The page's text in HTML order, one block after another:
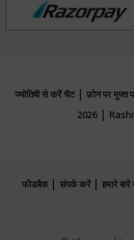
ज्योतिषी से करें चैट| फ़ोन पर मुफ्त
2026|
फीडबैक | संपर्क करें | हमारे बारे